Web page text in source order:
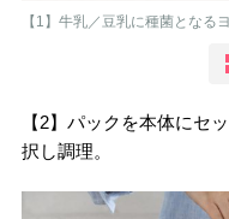
【1】牛乳／豆乳に種菌となる
【2】パックを本体にセ
択し調理。